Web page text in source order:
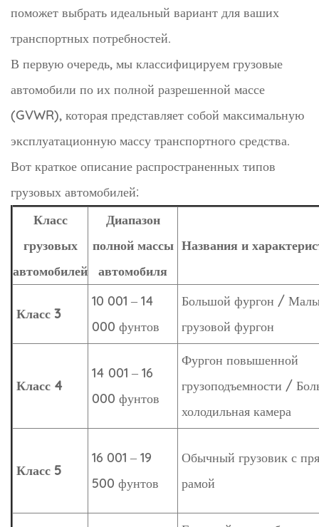
поможет выбрать идеальный вариант для ваших
транспортных потребностей.
В первую очередь, мы классифицируем грузовые
автомобили по их полной разрешенной массе
(GVWR), которая представляет собой максимальную
эксплуатационную массу транспортного средства.
Вот краткое описание распространенных типов
грузовых автомобилей:
Класс
грузовых
автомобилей
Диапазон
полной массы
автомобиля
Названия и
Класс 3
10 001 – 14
000 фунтов
Большой фургон /
грузовой фургон
Класс 4
14 001 – 16
000 фунтов
Фургон повышенной
грузоподъемности /
холодильная камера
Класс 5
16 001 – 19
500 фунтов
Обычный грузовик с
рамой